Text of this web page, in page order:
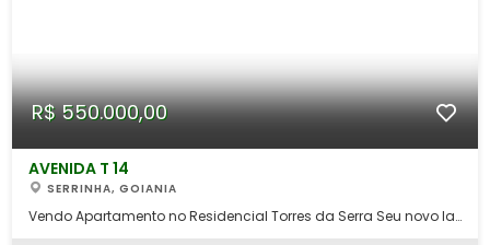
R$ 550.000,00
AVENIDA T 14
SERRINHA, GOIANIA
Vendo Apartamento no Residencial Torres da Serra Seu novo lar